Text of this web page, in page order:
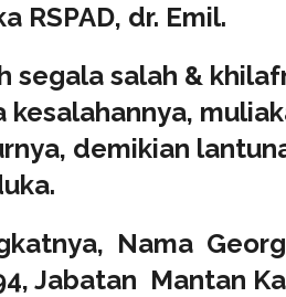
RSPAD, dr. Emil.
segala salah &
kesalahannya,
demikian
Nama
Jabatan Mantan